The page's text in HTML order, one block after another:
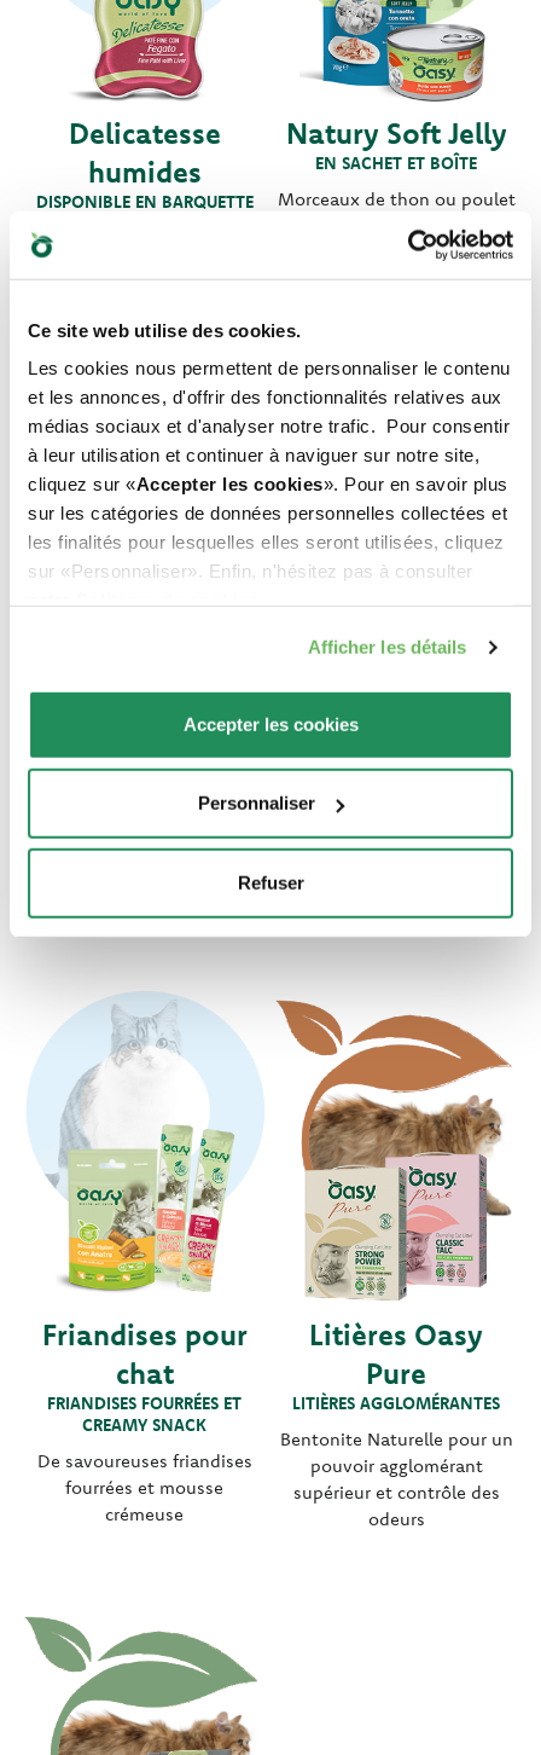
Ce site web utilise des cookies.
Les cookies nous permettent de personnaliser le contenu
et les annonces, d'offrir des fonctionnalités relatives aux
médias sociaux et d'analyser notre trafic. Pour consentir
à leur utilisation et continuer à naviguer sur notre site,
cliquez sur «Accepter les cookies». Pour en savoir plus
sur les catégories de données personnelles collectées et
les finalités pour lesquelles elles seront utilisées, cliquez
sur «Personnaliser». Enfin, n'hésitez pas à consulter
Afficher les détails
Accepter les cookies
Personnaliser
Refuser
Delicatesse
humides
DISPONIBLE EN BARQUETTE
Pâtés raffinés pour les chats
Natury Soft Jelly
EN SACHET ET BOÎTE
Morceaux de thon ou poulet
dans une gelée naturelle
Natury Cooking
EN BOÎTE
Succulents filets de viande
de cuisson
More Love
humides
DISPONIBLE EN BOÎTE, GREEN
haute qualité se déclinant
en d’originales combinaisons
Friandises pour
chat
FRIANDISES FOURRÉES ET
CREAMY SNACK
De savoureuses friandises
fourrées et mousse
crémeuse
Litières Oasy
Pure
LITIÈRES AGGLOMÉRANTES
Bentonite Naturelle pour un
pouvoir agglomérant
supérieur et contrôle des
odeurs